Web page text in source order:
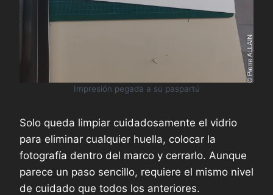
Impresión pegada a su paspartú
Solo queda limpiar cuidadosamente el vidrio
para eliminar cualquier huella, colocar la
fotografía dentro del marco y cerrarlo. Aunque
parece un paso sencillo, requiere el mismo nivel
de cuidado que todos los anteriores.